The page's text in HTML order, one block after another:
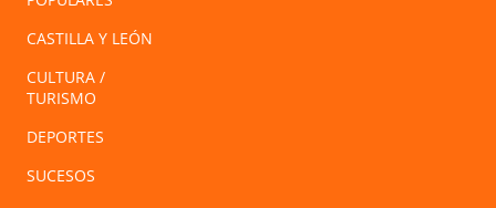
CASTILLA Y LEÓN
CULTURA /
TURISMO
DEPORTES
SUCESOS